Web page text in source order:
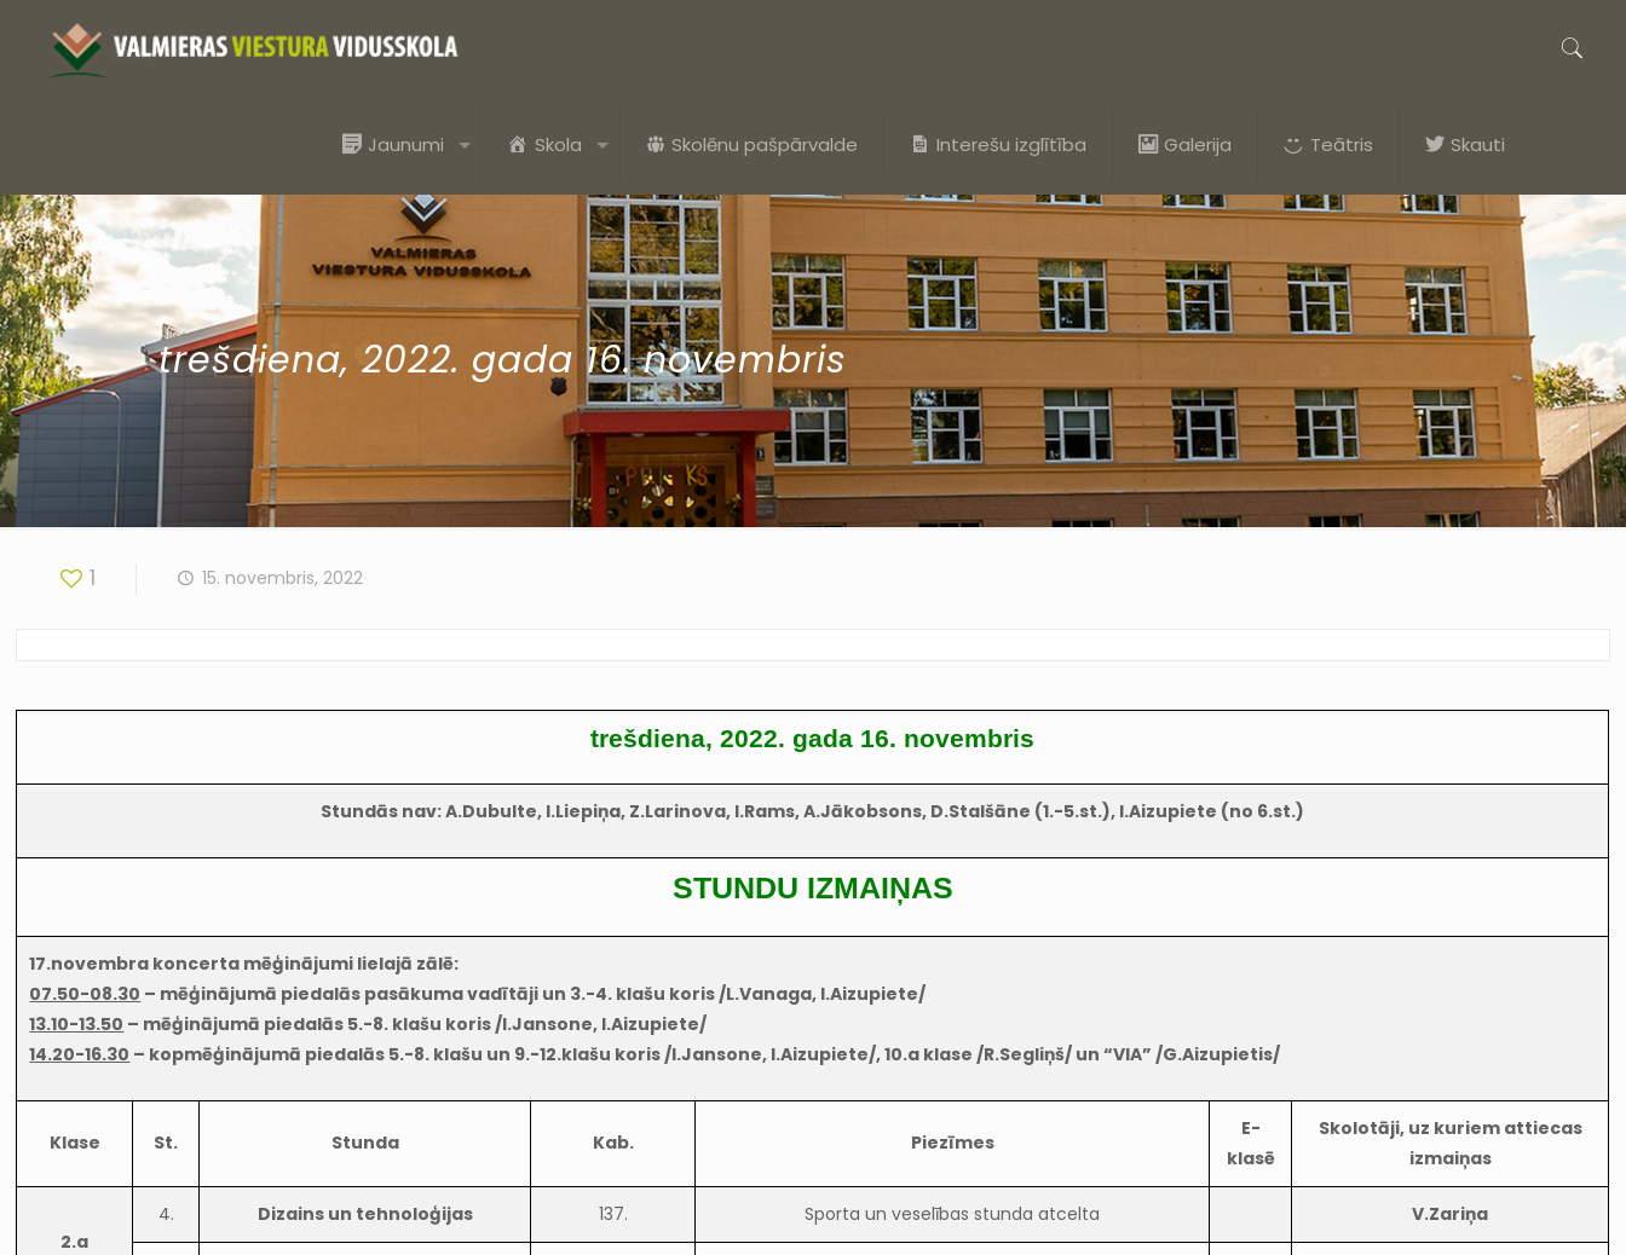
Jaunumi Skola Skolēnu pašpārvalde Interešu izglītība Galerija Teātris Skauti
trešdiena, 2022. gada 16. novembris
1 15. novembris, 2022
trešdiena, 2022. gada 16. novembris
Stundās nav: A.Dubulte, I.Liepiņa, Z.Larinova, I.Rams, A.Jākobsons, D.Stalšāne (1.-5.st.), I.Aizupiete (no 6.st.)
STUNDU IZMAIŅAS
17.novembra koncerta mēģinājumi lielajā zālē:
07.50-08.30 – mēģinājumā piedalās pasākuma vadītāji un 3.-4. klašu koris /L.Vanaga, I.Aizupiete/
13.10-13.50 – mēģinājumā piedalās 5.-8. klašu koris /I.Jansone, I.Aizupiete/
14.20-16.30 – kopmēģinājumā piedalās 5.-8. klašu un 9.-12.klašu koris /I.Jansone, I.Aizupiete/, 10.a klase /R.Segliņš/ un “VIA” /G.Aizupietis/
Klase St. Stunda Kab. Piezīmes
E-
klasē
Skolotāji, uz kuriem attiecas
izmaiņas
2.a
4. Dizains un tehnoloģijas 137. Sporta un veselības stunda atcelta V.Zariņa